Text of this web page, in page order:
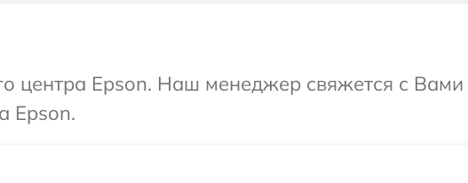
центра Epson. Наш менеджер свяжется с
Epson.